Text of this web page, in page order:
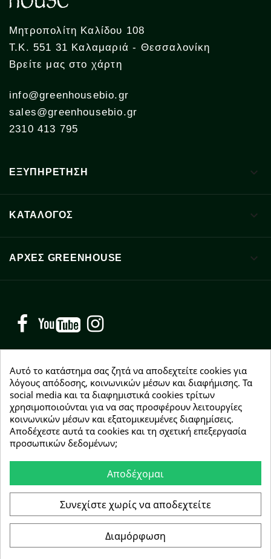
Μητροπολίτη Καλίδου 108
Τ.Κ. 551 31 Καλαμαριά - Θεσσαλονίκη
Βρείτε μας στο χάρτη
info@greenhousebio.gr
sales@greenhousebio.gr
2310 413 795
ΕΞΥΠΗΡΕΤΗΣΗ 
ΚΑΤΑΛΟΓΟΣ 
ΑΡΧΈΣ GREENHOUSE 
Facebook YouTube
NEWSLETTER
Εγγραφείτε δωρεάν και θα είστε οι πρώτοι που θα
λάβετε τα νέα μας γύρω από προσφορές, εκπτώσεις
και νέα προϊόντα.
Συμφωνώ με τουςόρους χρήσης
Copyright © 2026 Greenhousebio
Αυτό το κατάστημα σας ζητά να αποδεχτείτε cookies για
λόγους απόδοσης, κοινωνικών μέσων και διαφήμισης. Τα
social media και τα διαφημιστικά cookies τρίτων
χρησιμοποιούνται για να σας προσφέρουν λειτουργίες
κοινωνικών μέσων και εξατομικευμένες διαφημίσεις.
Αποδέχεστε αυτά τα cookies και τη σχετική επεξεργασία
προσωπικών δεδομένων;
Αποδέχομαι
Συνεχίστε χωρίς να αποδεχτείτε
Διαμόρφωση